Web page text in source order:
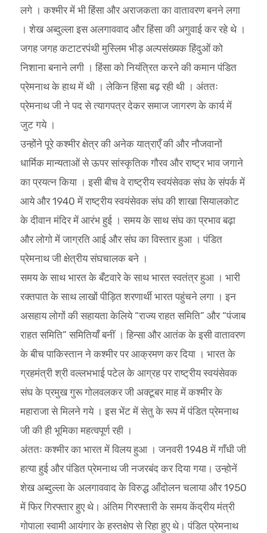
लगे । कश्मीर में भी हिंसा और अराजकता का वातावरण बनने लगा
। शेख अब्दुल्ला इस अलगाववाद और हिंसा की अगुवाई कर रहे थे ।
जगह जगह कटाटरपंथी मुस्लिम भीड़ अल्पसंख्यक हिंदुओं को
निशाना बनाने लगी । हिंसा को नियंत्रित करने की कमान पंडित
प्रेमनाथ के हाथ में थी । लेकिन हिंसा बढ़ रही थी । अंततः
प्रेमनाथ जी ने पद से त्यागपत्र देकर समाज जागरण के कार्य में
जुट गये ।
उन्होंने पूरे कश्मीर क्षेत्र की अनेक यात्राएँ की और नौजवानों
धार्मिक मान्यताओं से ऊपर सांस्कृतिक गौरव और राष्ट्र भाव जगाने
का प्रयत्न किया । इसी बीच वे राष्ट्रीय स्वयंसेवक संघ के संपर्क में
आये और 1940 में राष्ट्रीय स्वयंसेवक संघ की शाखा सियालकोट
के दीवान मंदिर में आरंभ हुई । समय के साथ संघ का प्रभाव बढ़ा
और लोगो में जाग्रति आई और संघ का विस्तार हुआ । पंडित
प्रेमनाथ जी क्षेत्रीय संघचालक बने ।
समय के साथ भारत के बँटवारे के साथ भारत स्वतंत्र हुआ । भारी
रक्तपात के साथ लाखों पीड़ित शरणार्थी भारत पहुंचने लगा । इन
असहाय लोगों की सहायता केलिये “राज्य राहत समिति” और “पंजाब
राहत समिति” समितियाँ बनीं । हिन्सा और आतंक के इसी वातावरण
के बीच पाकिस्तान ने कश्मीर पर आक्रमण कर दिया । भारत के
ग्रहमंत्री श्री वल्लभभाई पटेल के आग्रह पर राष्ट्रीय स्वयंसेवक
संघ के प्रमुख गुरू गोलवलकर जी अक्टूबर माह में कश्मीर के
महाराजा से मिलने गये । इस भेंट में सेतु के रूप में पंडित प्रेमनाथ
जी की ही भूमिका महत्वपूर्ण रही ।
अंततः कश्मीर का भारत में विलय हुआ । जनवरी 1948 में गाँधी जी
हत्या हुई और पंडित प्रेमनाथ जी नजरबंद कर दिया गया। उन्होनें
शेख अब्दुल्ला के अलगाववाद के विरुद्ध आँदोलन चलाया और 1950
में फिर गिरफ्तार हुए थे। अंतिम गिरफ्तारी के समय केंद्रीय मंत्री
गोपाला स्वामी आयंगार के हस्तक्षेप से रिहा हुए थे। पंडित प्रेमनाथ